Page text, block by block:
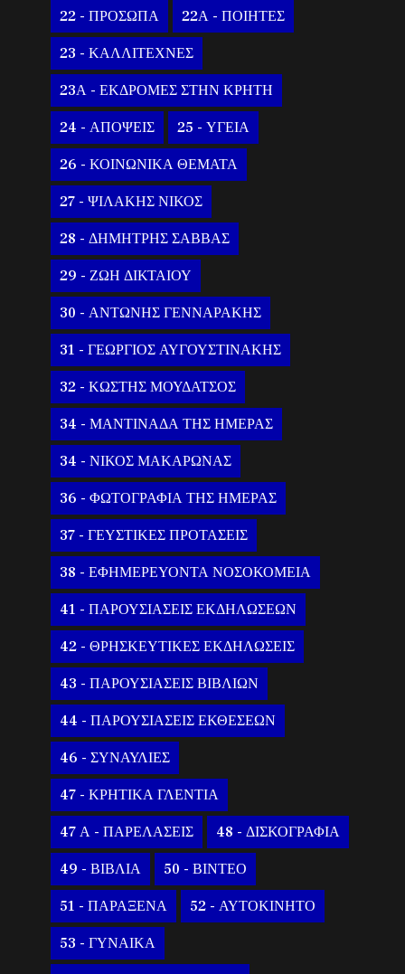
22 - ΠΡΟΣΩΠΑ 22Α - ΠΟΙΗΤΕΣ
23 - ΚΑΛΛΙΤΕΧΝΕΣ
23Α - ΕΚΔΡΟΜΕΣ ΣΤΗΝ ΚΡΗΤΗ
24 - ΑΠΟΨΕΙΣ 25 - ΥΓΕΙΑ
26 - ΚΟΙΝΩΝΙΚΑ ΘΕΜΑΤΑ
27 - ΨΙΛΑΚΗΣ ΝΙΚΟΣ
28 - ΔΗΜΗΤΡΗΣ ΣΑΒΒΑΣ
29 - ΖΩΗ ΔΙΚΤΑΙΟΥ
30 - ΑΝΤΩΝΗΣ ΓΕΝΝΑΡΑΚΗΣ
31 - ΓΕΩΡΓΙΟΣ ΑΥΓΟΥΣΤΙΝΑΚΗΣ
32 - ΚΩΣΤΗΣ ΜΟΥΔΑΤΣΟΣ
34 - ΜΑΝΤΙΝΑΔΑ ΤΗΣ ΗΜΕΡΑΣ
34 - ΝΙΚΟΣ ΜΑΚΑΡΩΝΑΣ
36 - ΦΩΤΟΓΡΑΦΙΑ ΤΗΣ ΗΜΕΡΑΣ
37 - ΓΕΥΣΤΙΚΕΣ ΠΡΟΤΑΣΕΙΣ
38 - ΕΦΗΜΕΡΕΥΟΝΤΑ ΝΟΣΟΚΟΜΕΙΑ
41 - ΠΑΡΟΥΣΙΑΣΕΙΣ ΕΚΔΗΛΩΣΕΩΝ
42 - ΘΡΗΣΚΕΥΤΙΚΕΣ ΕΚΔΗΛΩΣΕΙΣ
43 - ΠΑΡΟΥΣΙΑΣΕΙΣ ΒΙΒΛΙΩΝ
44 - ΠΑΡΟΥΣΙΑΣΕΙΣ ΕΚΘΕΣΕΩΝ
46 - ΣΥΝΑΥΛΙΕΣ
47 - ΚΡΗΤΙΚΑ ΓΛΕΝΤΙΑ
47 Α - ΠΑΡΕΛΑΣΕΙΣ 48 - ΔΙΣΚΟΓΡΑΦΙΑ
49 - ΒΙΒΛΙΑ 50 - ΒΙΝΤΕΟ
51 - ΠΑΡΑΞΕΝΑ 52 - ΑΥΤΟΚΙΝΗΤΟ
53 - ΓΥΝΑΙΚΑ